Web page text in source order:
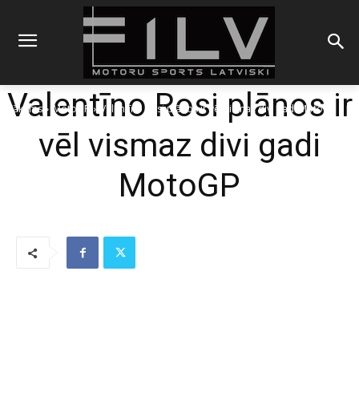
Sākums MotoGP Valentīno Rosi plānos ir vēl vismaz divi gadi MotoGP
Valentīno Rosi plānos ir
vēl vismaz divi gadi
MotoGP